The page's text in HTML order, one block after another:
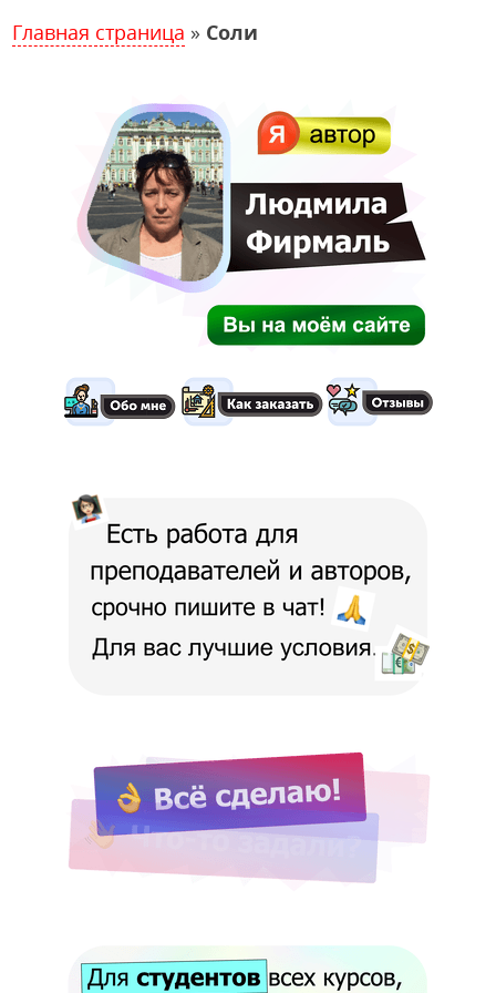
Главная страница » Соли